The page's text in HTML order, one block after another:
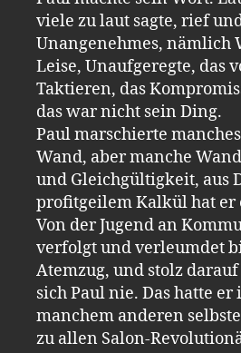
viele zu laut sagte, rief
Unangenehmes, nämlich
Leise, Unaufgeregte, das
Taktieren, das
das war nicht sein Ding.
Paul marschierte
Wand, aber manche
und Gleichgültigkeit, aus
profitgeilem Kalkül hat er
Von der Jugend an
verfolgt und verleumdet
Atemzug, und stolz
sich Paul nie. Das hatte er
manchem anderen
zu allen Salon-